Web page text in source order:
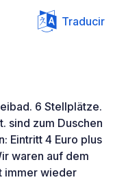
Traducir
6 Stellplätze.
sind zum Duschen
Eintritt 4 Euro plus
waren auf dem
immer wieder